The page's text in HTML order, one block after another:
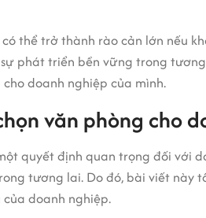
thể trở thành rào cản lớn nếu
phát triển bền vững trong
doanh nghiệp của mình.
văn phòng cho
quyết định quan trọng đối với
tương lai. Do đó, bài viết này
doanh nghiệp.